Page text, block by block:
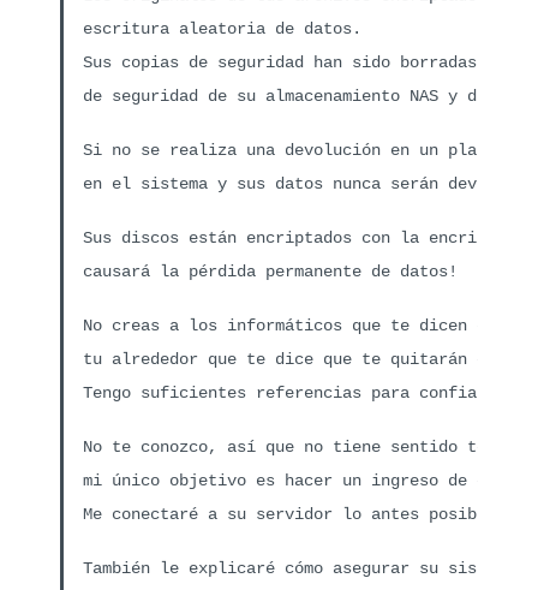
escritura aleatoria de datos.
Sus copias de seguridad han sido borradas
de seguridad de su almacenamiento NAS y discos.
Si no se realiza una devolución en un plazo
en el sistema y sus datos nunca serán
Sus discos están encriptados con la
causará la pérdida permanente de datos!
No creas a los informáticos que te dicen que
tu alrededor que te dice que te quitarán el
Tengo suficientes referencias para confiar en
No te conozco, así que no tiene sentido tener
mi único objetivo es hacer un ingreso de este
Me conectaré a su servidor lo antes posible
También le explicaré cómo asegurar su sistema